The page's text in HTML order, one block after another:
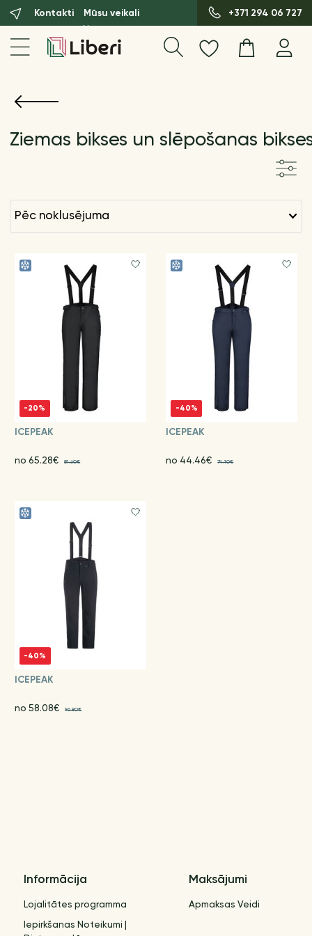
Kontakti Mūsu veikali +371 294 06 727
Ziemas bikses un slēpošanas
pēc noklusējuma
-20%
ICEPEAK
no 65.28€ 81.60€
-40%
ICEPEAK
no 44.46€ 74.10€
-40%
ICEPEAK
no 58.08€ 96.80€
Informācija
Lojalitātes programma
Iepirkšanas Noteikumi |
Maksājumi
Apmaksas Veidi